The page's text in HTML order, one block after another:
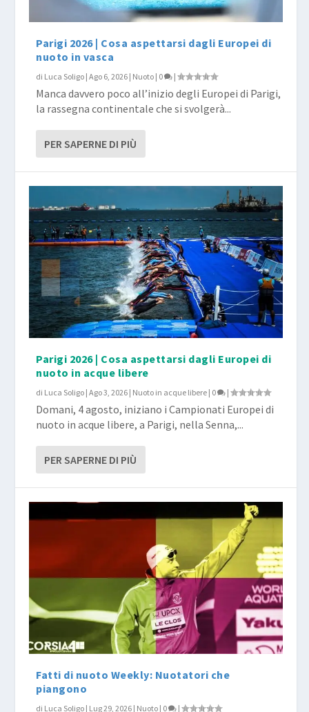
Parigi 2026 | Cosa aspettarsi dagli Europei di
nuoto in vasca
di Luca Soligo |Ago 6, 2026 | Nuoto | 0 |
Manca davvero poco all’inizio degli Europei di Parigi,
la rassegna continentale che si svolgerà...
PER SAPERNE DI PIÙ
Parigi 2026 | Cosa aspettarsi dagli Europei di
nuoto in acque libere
di Luca Soligo |Ago 3, 2026 | Nuoto in acque libere | 0 |
Domani, 4 agosto, iniziano i Campionati Europei di
nuoto in acque libere, a Parigi, nella Senna,...
PER SAPERNE DI PIÙ
Fatti di nuoto Weekly: Nuotatori che
piangono
di Luca Soligo | Lug 29, 2026 | Nuoto | 0 |